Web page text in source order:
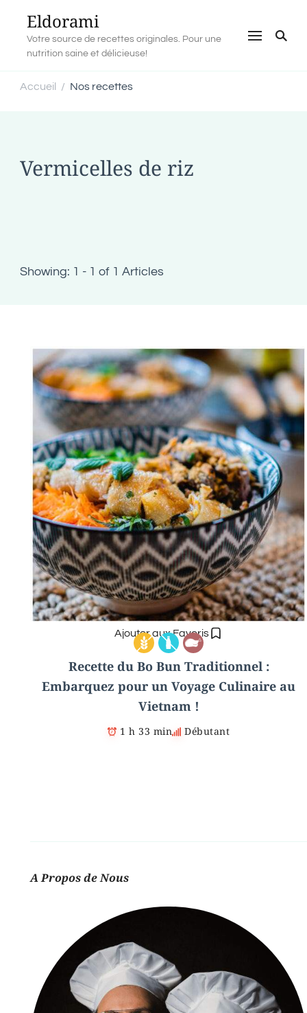
Eldorami
Votre source de recettes originales. Pour une
nutrition saine et délicieuse!
Accueil / Nos recettes
Vermicelles de riz
Showing: 1 - 1 of 1 Articles
Ajouter aux Favoris
Recette du Bo Bun Traditionnel :
Embarquez pour un Voyage Culinaire au
Vietnam !
1 h 33 min Débutant
A Propos de Nous